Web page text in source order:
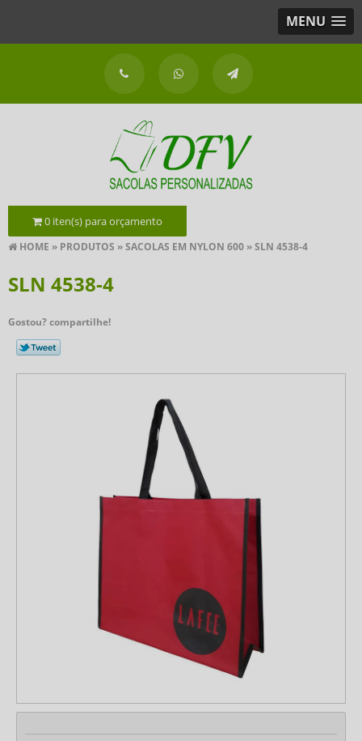
MENU
0 iten(s) para orçamento
HOME » PRODUTOS »SACOLAS EM NYLON 600 »SLN 4538-4
SLN 4538-4
Gostou? compartilhe!